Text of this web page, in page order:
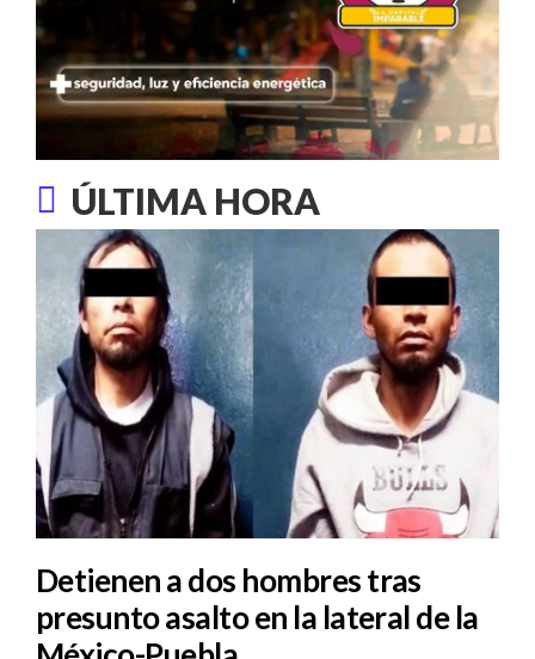
ÚLTIMA HORA
Detienen a dos hombres tras
presunto asalto en la lateral de la